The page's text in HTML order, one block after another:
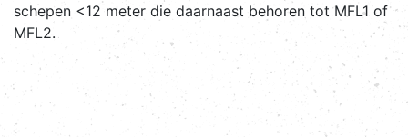
schepen <12 meter die daarnaast behoren tot MFL1 of
MFL2.